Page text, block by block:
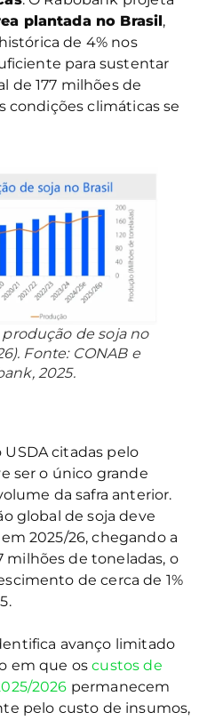
plantada no Brasil,
de 4% nos
para sustentar
de 177 milhões de
condições climáticas se
produção de soja no
Fonte: CONAB e
2025.
citadas pelo
ser o único grande
da safra anterior.
global de soja deve
2025/26, chegando a
de toneladas, o
de cerca de 1%
avanço limitado
em que oscustos de
2026 permanecem
pelo custo de insumos,